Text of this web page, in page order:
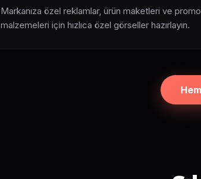
Markanıza özel reklamlar, ürün maketleri ve
malzemeleri için hızlıca özel görseller hazırlayın.